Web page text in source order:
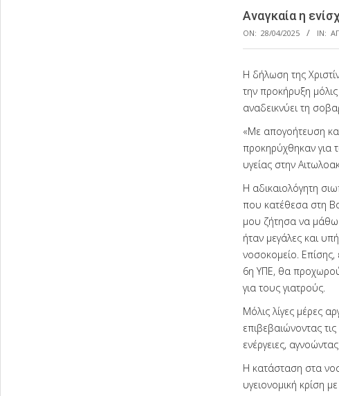
Αναγκαία η
ON: 28/04/2025 IN:
Η δήλωση της
την προκήρυξη
αναδεικνύει τη
«Με απογοήτευση
προκηρύχθηκαν για
υγείας στην
Η αδικαιολόγητη
που κατέθεσα στη
μου ζήτησα να μάθω
ήταν μεγάλες και
νοσοκομείο. Επίσης,
6η ΥΠΕ, θα
για τους γιατρούς.
Μόλις λίγες μέρες
επιβεβαιώνοντας
ενέργειες,
Η κατάσταση στα
υγειονομική κρίση